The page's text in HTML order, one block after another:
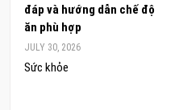
đáp và hướng dẫn chế độ
ăn phù hợp
JULY 30, 2026
Sức khỏe